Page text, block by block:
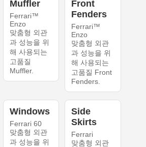
Muffler
Ferrari™
Enzo
맞춤형 외관
과 성능을 위
해 사용되는
고품질
Muffler.
Front
Fenders
Ferrari™
Enzo
맞춤형 외관
과 성능을 위
해 사용되는
고품질 Front
Fenders.
Windows
Ferrari 60
맞춤형 외관
과 성능을 위
Side
Skirts
Ferrari
맞춤형 외관